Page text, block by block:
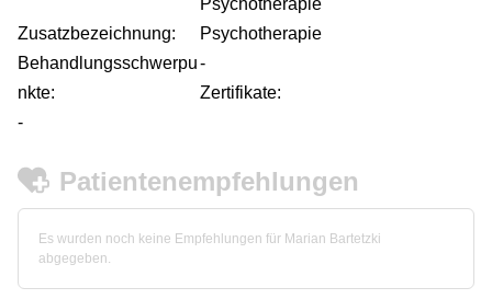
Zusatzbezeichnung:
Psychotherapie
Behandlungsschwerpu
nkte:
-
Zertifikate:
-
Patientenempfehlungen
Es wurden noch keine Empfehlungen für Marian Bartetzki
abgegeben.